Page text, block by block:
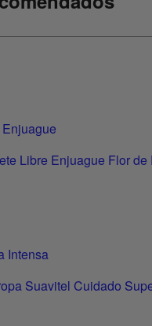
Libre Enjuague Flor de
Intensa
Suavitel Cuidado